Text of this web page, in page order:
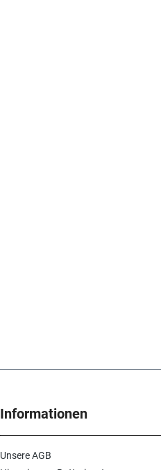
Informationen
Unsere AGB